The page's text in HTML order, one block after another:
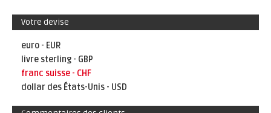
Votre devise
euro - EUR
livre sterling - GBP
franc suisse - CHF
dollar des États-Unis - USD